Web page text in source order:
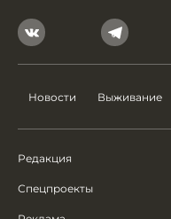
Новости Выживание
Редакция
Спецпроекты